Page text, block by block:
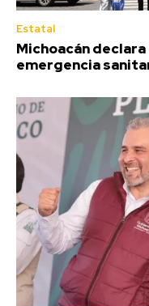
Estatal
Michoacán
emergencia